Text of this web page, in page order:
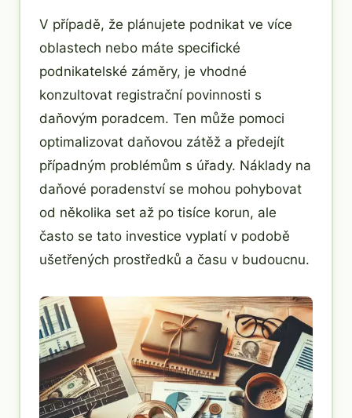
V případě, že plánujete podnikat ve více
oblastech nebo máte specifické
podnikatelské záměry, je vhodné
konzultovat registrační povinnosti s
daňovým poradcem. Ten může pomoci
optimalizovat daňovou zátěž a předejít
případným problémům s úřady. Náklady na
daňové poradenství se mohou pohybovat
od několika set až po tisíce korun, ale
často se tato investice vyplatí v podobě
ušetřených prostředků a času v budoucnu.